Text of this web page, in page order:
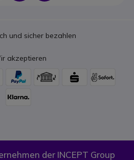
und sicher bezahlen
akzeptieren
der INCEPT Group